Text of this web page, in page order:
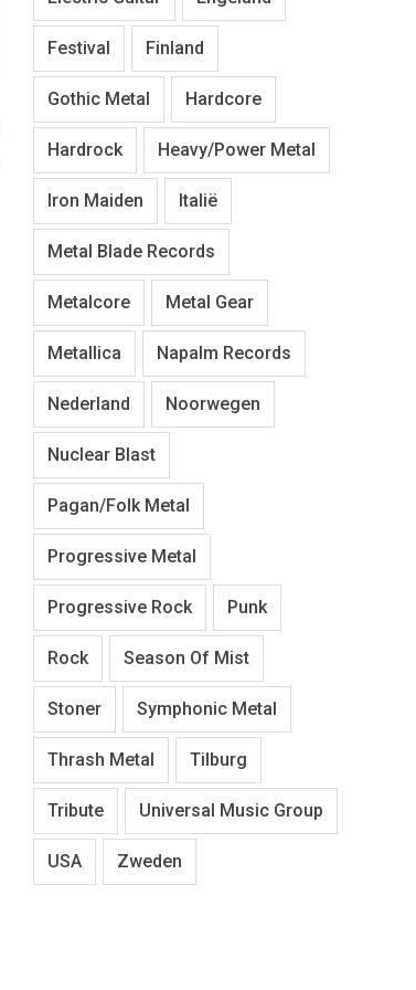
Festival Finland
Gothic Metal Hardcore
Hardrock Heavy/Power Metal
Iron Maiden Italië
Metal Blade Records
Metalcore Metal Gear
Metallica Napalm Records
Nederland Noorwegen
Nuclear Blast
Pagan/Folk Metal
Progressive Metal
Progressive Rock Punk
Rock Season Of Mist
Stoner Symphonic Metal
Thrash Metal Tilburg
Tribute Universal Music Group
USA Zweden